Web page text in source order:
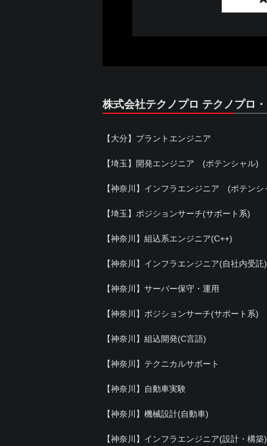
株式会社テクノプロ テクノプロ
【大分】プラントエンジニア
【埼玉】開発エンジニア (ポテンシャル)
【神奈川】インフラエンジニア (ポテンシ
【埼玉】ポジションサーチ(サポート系)
【神奈川】組込系エンジニア(C++)
【神奈川】インフラエンジニア(自社内受託)
【神奈川】サーバー保守・運用
【神奈川】ポジションサーチ(サポート系)
【神奈川】組込開発(C言語)
【神奈川】テクニカルサポート
【神奈川】自動車実験
【神奈川】機械設計(自動車)
【神奈川】インフラエンジニア(設計・構築)